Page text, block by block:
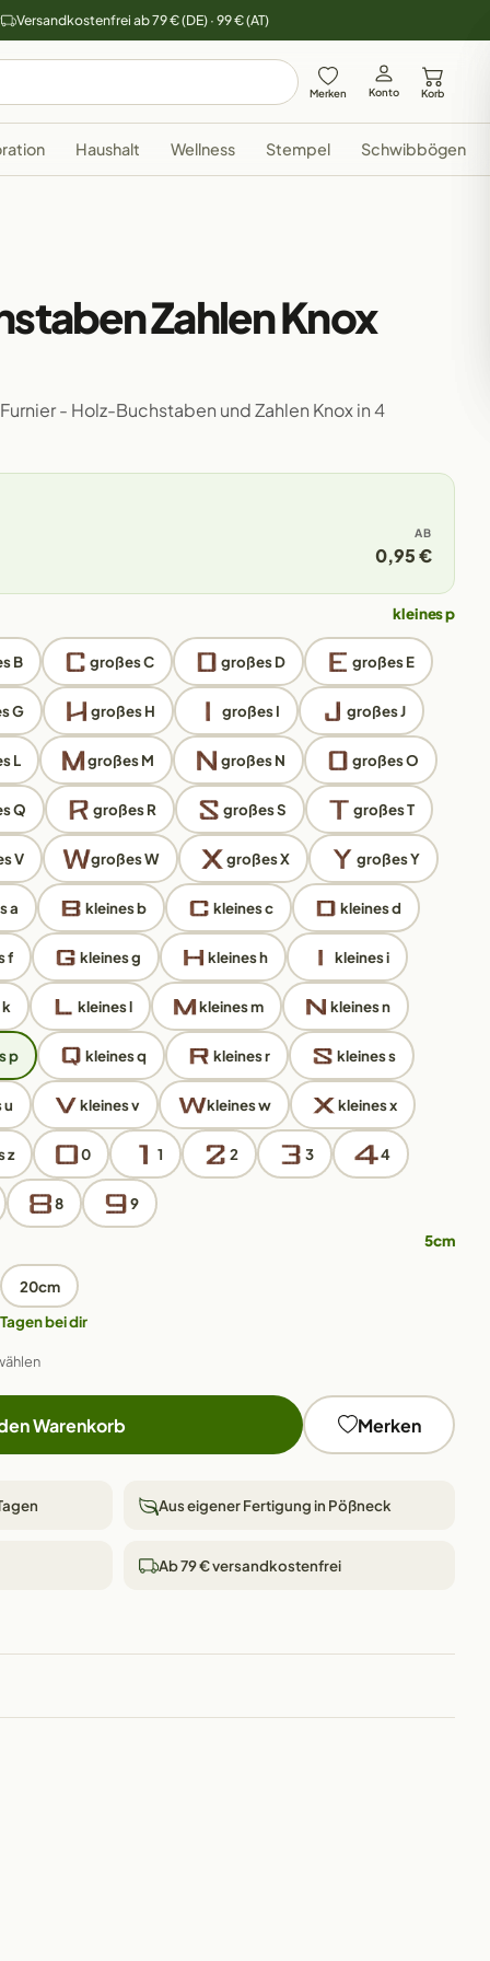
Versandkostenfrei ab 79 € (DE) · 99 € (AT)
Merken Konto Korb
Haushalt Wellness Stempel Schwibbögen
Zahlen Knox
- Holz-Buchstaben und Zahlen Knox in 4
AB
0,95 €
kleines p
B großes C großes D großes E
G großes H großes I großes J
L großes M großes N großes O
Q großes R großes S großes T
V großes W großes X großes Y
a kleines b kleines c kleines d
f kleines g kleines h kleines i
kleines l kleines m kleines n
p kleines q kleines r kleines s
u kleines v kleines w kleines x
z 0 1 2 3 4
8
9
5cm
20cm
bei dir
Warenkorb Merken
Aus eigener Fertigung in Pößneck
Ab 79 € versandkostenfrei